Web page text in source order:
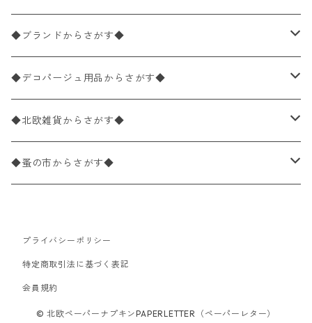
ペーパーナプキン20枚入りパック
ペーパーナプキン10枚入りパック
ライスペーパー
ペーパーリネンナプキン
ワックスペーパー
デコパージュ用品
バラ売り
パック売り
25×25cm（カクテルサイズ）
バラ売り
パック売り
40×40cm（ディナーサイズ）
バラ売り
パック売り
21×21cm（ポケットサイズ）
バラ売り
33cm（ラウンド）
花柄
植物・グリーン柄
動物・鳥・昆虫・蝶柄
海・魚柄
食べ物・フルーツ・野菜・ドリンク柄
食器・カトラリー柄
◆ブランドからさがす◆
ドイツ製 IHR/イア
ランチサイズ
カクテルサイズ
ドイツ製 Ambiente/アンビエンテ
ランチサイズ
ドイツ製 Paperproducts Design
カクテルサイズ
ランチサイズ
カクテルサイズ
ドイツ製 ti-flair/ティーフレア
ランチサイズ
ドイツ製 PAW/パウ
◆デコパージュ用品からさがす◆
デコパージュ液
デコパージュ下地
デコパージュはさみ
3Dデコパージュ
◆北欧雑貨からさがす◆
シリコンモールド
トレイ
ポスター・カレンダー
◆蚤の市からさがす◆
北欧雑貨
デコパージュ用品
プライバシーポリシー
特定商取引法に基づく表記
会員規約
© 北欧ペーパーナプキンPAPERLETTER（ペーパーレター）